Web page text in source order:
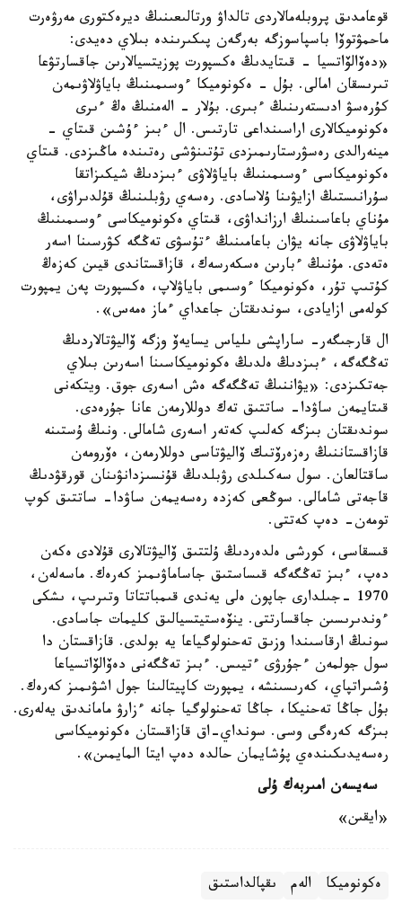
قوعامدىق پروبلەمالاردى تالداۋ ورتالىعىنىڭ ديرەكتورى مەرۋەرت
ماحمۋتوۆا باسپاسوزگە بەرگەن پىكىرىندە بىلاي دەيدى:
«دەۆالۆاتسيا - قىتايدىڭ ەكسپورت پوزيتسيالارىن جاقسارتۋعا
تىرىسقان امالى. بۇل - ەكونوميكا ءوسىمىنىڭ باياۋلاۋىمەن
كۇرەسۋ ادىستەرىنىڭ ءبىرى. بۇلار - الەمنىڭ ەڭ ءىرى
ەكونوميكالارى اراسىنداعى تارتىس. ال ءبىز ءۇشىن قىتاي -
مينەرالدى رەسۋرستارىمىزدى تۇتىنۋشى رەتىندە ماڭىزدى. قىتاي
ەكونوميكاسى ءوسىمىنىڭ باياۋلاۋى ءبىزدىڭ شيكىزاتقا
سۇرانىستىڭ ازايۋىنا ۇلاسادى. رەسەي رۋبلىنىڭ قۇلدىراۋى،
مۇناي باعاسىنىڭ ارزانداۋى، قىتاي ەكونوميكاسى ءوسىمىنىڭ
باياۋلاۋى جانە يۋان باعامىنىڭ ءتۇسۋى تەڭگە كۋرسىنا اسەر
ەتەدى. مۇنىڭ ءبارىن ەسكەرسەك، قازاقستاندى قيىن كەزەڭ
كۇتىپ تۇر، ەكونوميكا ءوسىمى باياۋلاپ، ەكسپورت پەن يمپورت
كولەمى ازايادى، سوندىقتان جاعداي ءماز ەمەس».
ال قارجىگەر- ساراپشى ىلياس يسايەۆ وزگە ۆاليۋتالاردىڭ
تەڭگەگە، ءبىزدىڭ ەلدىڭ ەكونوميكاسىنا اسەرىن بىلاي
جەتكىزدى: «يۋاننىڭ تەڭگەگە ەش اسەرى جوق. ويتكەنى
قىتايمەن ساۋدا- ساتتىق تەك دوللارمەن عانا جۇرەدى.
سوندىقتان بىزگە كەلىپ كەتەر اسەرى شامالى. ونىڭ ۇستىنە
قازاقستاننىڭ رەزەرۆتىك ۆاليۋتاسى دوللارمەن، ەۆرومەن
ساقتالعان. سول سەكىلدى رۋبلدىڭ قۇنسىزدانۋىنان قورقۋدىڭ
قاجەتى شامالى. سوڭعى كەزدە رەسەيمەن ساۋدا- ساتتىق كوپ
تومەن- دەپ كەتتى.
قىسقاسى، كورشى ەلدەردىڭ ۇلتتىق ۆاليۋتالارى قۇلادى ەكەن
دەپ، ءبىز تەڭگەگە قىساستىق جاساماۋىمىز كەرەك. ماسەلەن،
1970 -جىلدارى جاپون ەلى يەندى قىمباتتاتا وتىرىپ، ىشكى
ءوندىرىسىن جاقسارتتى. ينۆەستيتسيالىق كليمات جاسادى.
سونىڭ ارقاسىندا وزىق تەحنولوگياعا يە بولدى. قازاقستان دا
سول جولمەن ءجۇرۋى ءتيىس. ءبىز تەڭگەنى دەۆالۆاتسياعا
ۇشىراتپاي، كەرىسىنشە، يمپورت كاپيتالىنا جول اشۋىمىز كەرەك.
بۇل جاڭا تەحنيكا، جاڭا تەحنولوگيا جانە ءزارۋ ماماندىق يەلەرى.
بىزگە كەرەگى وسى. سونداي-اق قازاقستان ەكونوميكاسى
رەسەيدىكىندەي پۇشايمان حالدە دەپ ايتا المايمىن».
سەيسەن امىربەك ۇلى
«ايقىن»
ەكونوميكا الەم ىقپالداستىق